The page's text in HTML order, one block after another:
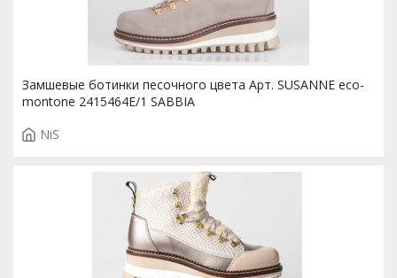
Замшевые ботинки песочного цвета Арт. SUSANNE eco-
montone 2415464E/1 SABBIA
NiS